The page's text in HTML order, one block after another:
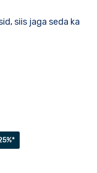
siis jaga seda ka